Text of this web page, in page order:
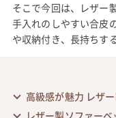
そこで今回は、レザー
手入れのしやすい合皮
や収納付き、長持ちす
高級感が魅力 レザ